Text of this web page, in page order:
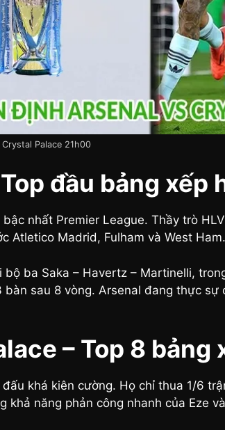
Palace 21h00
đầu bảng xếp
nhất Premier League. Thầy trò
Atletico Madrid, Fulham và West Ham.
ba Saka – Havertz – Martinelli,
sau 8 vòng. Arsenal đang thực
– Top 8 bảng
khá kiên cường. Họ chỉ thua 1/6
khả năng phản công nhanh của Eze